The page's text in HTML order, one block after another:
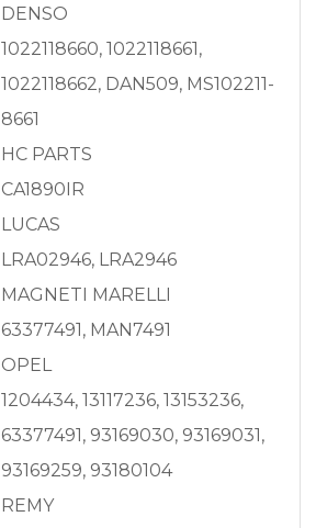
DENSO
1022118660, 1022118661,
1022118662, DAN509, MS102211-
8661
HC PARTS
CA1890IR
LUCAS
LRA02946, LRA2946
MAGNETI MARELLI
63377491, MAN7491
OPEL
1204434, 13117236, 13153236,
63377491, 93169030, 93169031,
93169259, 93180104
REMY